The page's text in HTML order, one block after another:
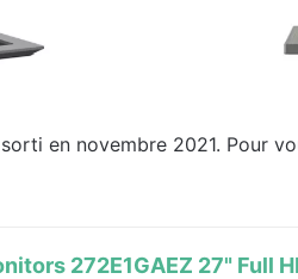
en novembre 2021. Pour
272E1GAEZ 27" Full